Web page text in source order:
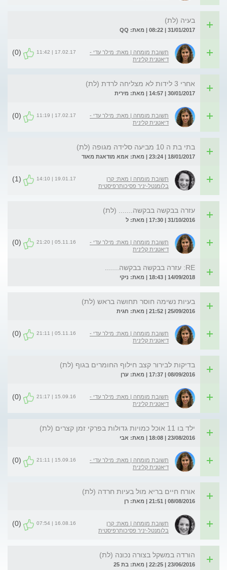
בעיה (לת)
31/01/2017 | 08:22 | מאת: QQ
תשובת מומחה | מאת: מילר עדי -
דיאטנית קלינית
17.02.17 | 11:42
(0)
אחרי 3 לידות לא מצליחה לרדת (לת)
30/01/2017 | 14:57 | מאת: מירית
תשובת מומחה | מאת: מילר עדי -
דיאטנית קלינית
17.02.17 | 11:19
(0)
בתי בת ה 10 מביעה סלידה מגופה (לת)
18/01/2017 | 23:24 | מאת: אמא מודאגת מאוד
תשובת מומחה | מאת: קרן
בלומנטל-יניר פסיכותרפיסטית
19.01.17 | 14:10
(1)
עזרה בבקשה בבקשה....... (לת)
31/10/2016 | 17:30 | מאת: ל
תשובת מומחה | מאת: מילר עדי -
דיאטנית קלינית
05.11.16 | 21:20
(0)
RE: עזרה בבקשה בבקשה.......
14/09/2018 | 18:43 | מאת: ניקי
בעיות נשימה חוסר תחושה בראש (לת)
25/09/2016 | 21:52 | מאת: חגית
תשובת מומחה | מאת: מילר עדי -
דיאטנית קלינית
05.11.16 | 21:11
(0)
בדיקות לבירור קצב חילוף החומרים בגוף (לת)
08/09/2016 | 17:37 | מאת: ערן
תשובת מומחה | מאת: מילר עדי -
דיאטנית קלינית
15.09.16 | 21:17
(0)
ילד בו 11 אוכל כמויות גדולות בפרקי זמן קצרים (לת)
23/08/2016 | 18:08 | מאת: אבי
תשובת מומחה | מאת: מילר עדי -
דיאטנית קלינית
15.09.16 | 21:11
(0)
אורח חיים בריא מול בעיות חרדה (לת)
08/08/2016 | 21:51 | מאת: רן
תשובת מומחה | מאת: קרן
בלומנטל-יניר פסיכותרפיסטית
16.08.16 | 07:54
(0)
הורדה במשקל בצורה נכונה (לת)
23/06/2016 | 22:25 | מאת: בת 25